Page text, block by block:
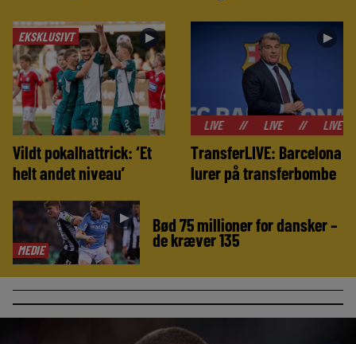
EKSKLUSIVT ►
Vildt pokalhattrick: ‘Et
helt andet niveau’
►
LIVE LIVE LIVE
TransferLIVE: Barcelona
lurer på transferbombe
MEDIE
► Bød 75 millioner for dansker –
de kræver 135